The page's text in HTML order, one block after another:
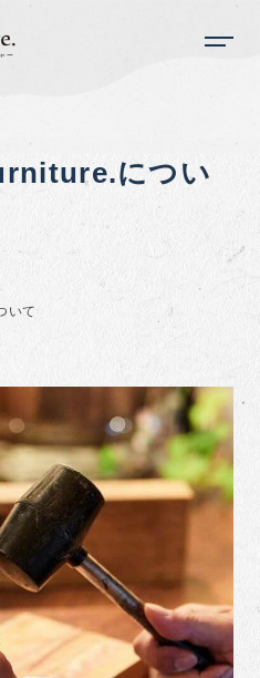
につい
いて